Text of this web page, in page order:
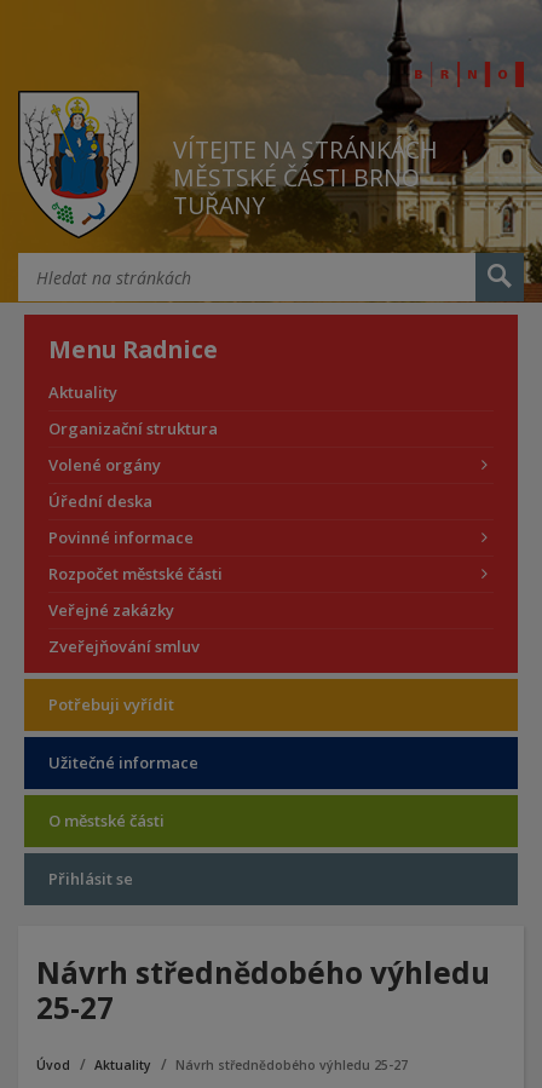
VÍTEJTE NA STRÁNKÁCH
MĚSTSKÉ ČÁSTI BRNO
TUŘANY
Menu Radnice
Aktuality
Organizační struktura
Volené orgány
Úřední deska
Povinné informace
Rozpočet městské části
Veřejné zakázky
Zveřejňování smluv
Potřebuji vyřídit
Užitečné informace
O městské části
Přihlásit se
Návrh střednědobého výhledu
25-27
Úvod Aktuality Návrh střednědobého výhledu 25-27